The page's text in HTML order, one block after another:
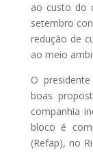
ao custo do
setembro
redução de
ao meio
O
boas
companhia
bloco é
(Refap), no